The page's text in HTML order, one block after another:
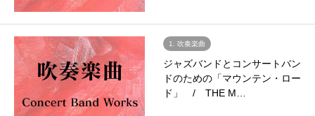
1. 吹奏楽曲
ジャズバンドとコンサートバン
ドのための「マウンテン・ロー
ド」 / THE M…